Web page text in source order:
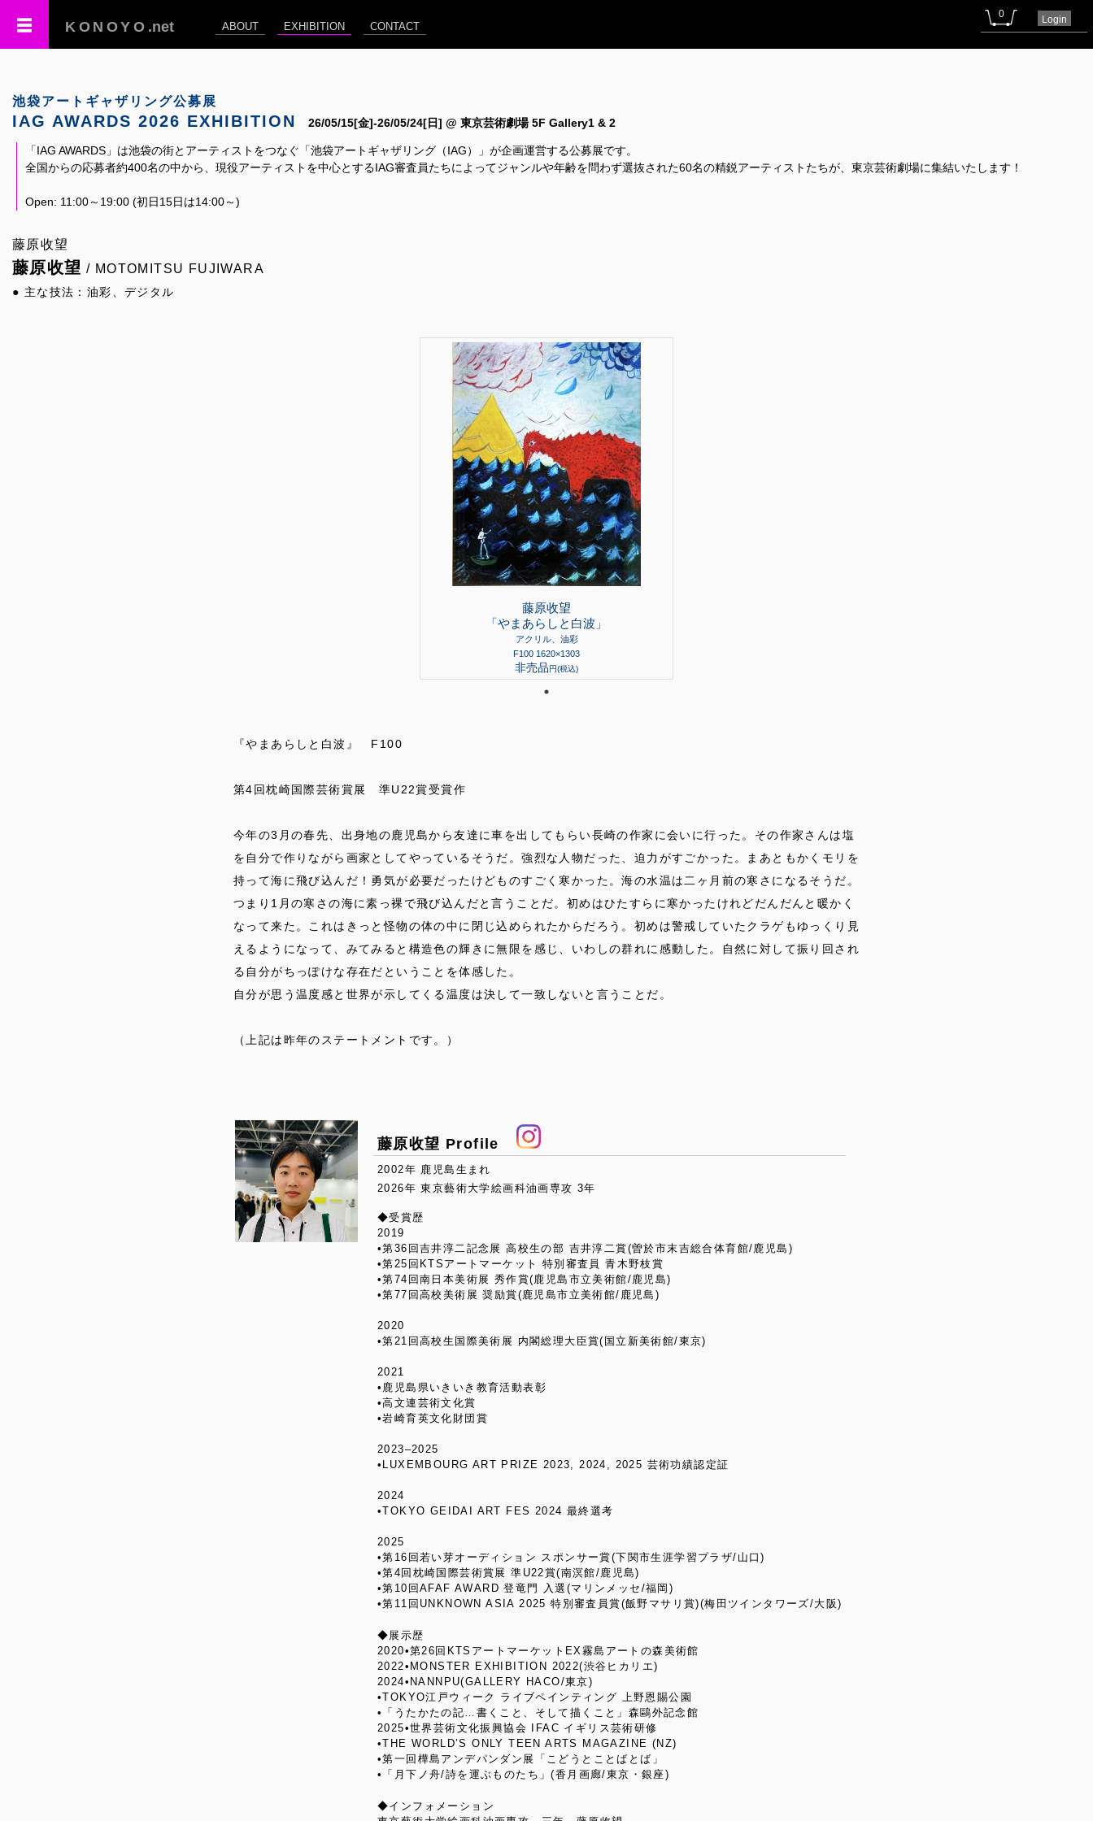
KONOYO .net ABOUT EXHIBITION CONTACT
0 Login
池袋アートギャザリング公募展
IAG AWARDS 2026 EXHIBITION 26/05/15[金]-26/05/24[日] @ 東京芸術劇場 5F Gallery1 & 2
「IAG AWARDS」は池袋の街とアーティストをつなぐ「池袋アートギャザリング（IAG）」が企画運営する公募展です。
全国からの応募者約400名の中から、現役アーティストを中心とするIAG審査員たちによってジャンルや年齢を問わず選抜された60名の精鋭アーティストたちが、東京芸術劇場に集結いたします！
Open: 11:00～19:00 (初日15日は14:00～)
藤原收望
藤原收望 / MOTOMITSU FUJIWARA
● 主な技法：油彩、デジタル
藤原收望
「やまあらしと白波」
アクリル、油彩
F100 1620×1303
非売品円(税込)
『やまあらしと白波』 F100
第4回枕崎国際芸術賞展 準U22賞受賞作
今年の3月の春先、出身地の鹿児島から友達に車を出してもらい長崎の作家に会いに行った。その作家さんは塩
を自分で作りながら画家としてやっているそうだ。強烈な人物だった、迫力がすごかった。まあともかくモリを
持って海に飛び込んだ！勇気が必要だったけどものすごく寒かった。海の水温は二ヶ月前の寒さになるそうだ。
つまり1月の寒さの海に素っ裸で飛び込んだと言うことだ。初めはひたすらに寒かったけれどだんだんと暖かく
なって来た。これはきっと怪物の体の中に閉じ込められたからだろう。初めは警戒していたクラゲもゆっくり見
えるようになって、みてみると構造色の輝きに無限を感じ、いわしの群れに感動した。自然に対して振り回され
る自分がちっぽけな存在だということを体感した。
自分が思う温度感と世界が示してくる温度は決して一致しないと言うことだ。
（上記は昨年のステートメントです。）
藤原收望 Profile
2002年 鹿児島生まれ
2026年 東京藝術大学絵画科油画専攻 3年
◆受賞歴
2019
•第36回吉井淳二記念展 高校生の部 吉井淳二賞(曽於市末吉総合体育館/鹿児島)
•第25回KTSアートマーケット 特別審査員 青木野枝賞
•第74回南日本美術展 秀作賞(鹿児島市立美術館/鹿児島)
•第77回高校美術展 奨励賞(鹿児島市立美術館/鹿児島)
2020
•第21回高校生国際美術展 内閣総理大臣賞(国立新美術館/東京)
2021
•鹿児島県いきいき教育活動表彰
•高文連芸術文化賞
•岩崎育英文化財団賞
2023–2025
•LUXEMBOURG ART PRIZE 2023, 2024, 2025 芸術功績認定証
2024
•TOKYO GEIDAI ART FES 2024 最終選考
2025
•第16回若い芽オーディション スポンサー賞(下関市生涯学習プラザ/山口)
•第4回枕崎国際芸術賞展 準U22賞(南溟館/鹿児島)
•第10回AFAF AWARD 登竜門 入選(マリンメッセ/福岡)
•第11回UNKNOWN ASIA 2025 特別審査員賞(飯野マサリ賞)(梅田ツインタワーズ/大阪)
◆展示歴
2020•第26回KTSアートマーケットEX霧島アートの森美術館
2022•MONSTER EXHIBITION 2022(渋谷ヒカリエ)
2024•NANNPU(GALLERY HACO/東京)
•TOKYO江戸ウィーク ライブペインティング 上野恩賜公園
•「うたかたの記…書くこと、そして描くこと」森鷗外記念館
2025•世界芸術文化振興協会 IFAC イギリス芸術研修
•THE WORLD’S ONLY TEEN ARTS MAGAZINE (NZ)
•第一回樺島アンデパンダン展「こどうとことばとば」
•「月下ノ舟/詩を運ぶものたち」(香月画廊/東京・銀座)
◆インフォメーション